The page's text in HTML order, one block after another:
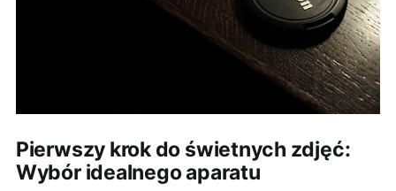
Pierwszy krok do świetnych zdjęć:
Wybór idealnego aparatu